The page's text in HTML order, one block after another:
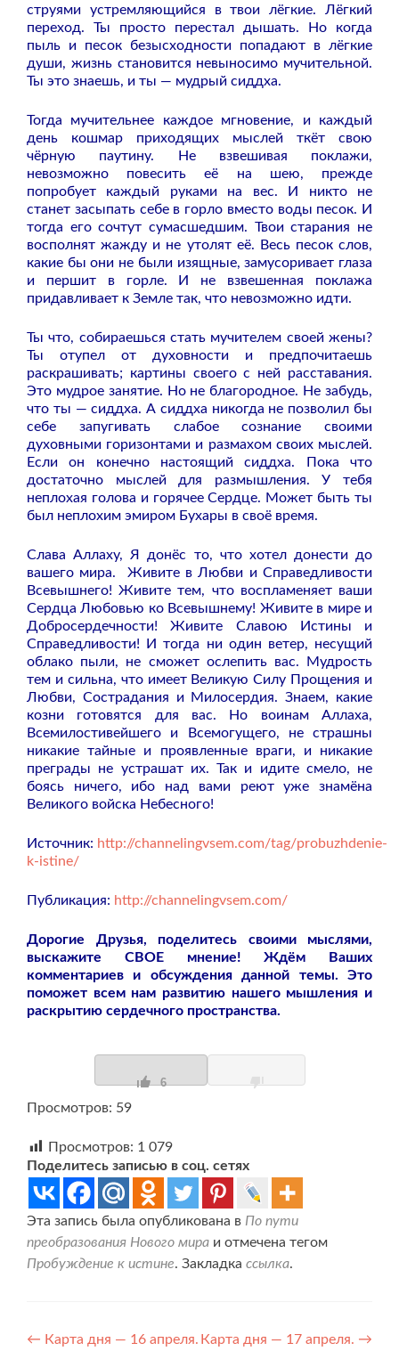
струями устремляющийся в твои лёгкие. Лёгкий
переход. Ты просто перестал дышать. Но когда
пыль и песок безысходности попадают в лёгкие
души, жизнь становится невыносимо мучительной.
Ты это знаешь, и ты — мудрый сиддха.
Тогда мучительнее каждое мгновение, и каждый
день кошмар приходящих мыслей ткёт свою
чёрную паутину. Не взвешивая поклажи,
невозможно повесить её на шею, прежде
попробует каждый руками на вес. И никто не
станет засыпать себе в горло вместо воды песок. И
тогда его сочтут сумасшедшим. Твои старания не
восполнят жажду и не утолят её. Весь песок слов,
какие бы они не были изящные, замусоривает глаза
и першит в горле. И не взвешенная поклажа
придавливает к Земле так, что невозможно идти.
Ты что, собираешься стать мучителем своей жены?
Ты отупел от духовности и предпочитаешь
раскрашивать; картины своего с ней расставания.
Это мудрое занятие. Но не благородное. Не забудь,
что ты — сиддха. А сиддха никогда не позволил бы
себе запугивать слабое сознание своими
духовными горизонтами и размахом своих мыслей.
Если он конечно настоящий сиддха. Пока что
достаточно мыслей для размышления. У тебя
неплохая голова и горячее Сердце. Может быть ты
был неплохим эмиром Бухары в своё время.
Слава Аллаху, Я донёс то, что хотел донести до
вашего мира. Живите в Любви и Справедливости
Всевышнего! Живите тем, что воспламеняет ваши
Сердца Любовью ко Всевышнему! Живите в мире и
Добросердечности! Живите Славою Истины и
Справедливости! И тогда ни один ветер, несущий
облако пыли, не сможет ослепить вас. Мудрость
тем и сильна, что имеет Великую Силу Прощения и
Любви, Сострадания и Милосердия. Знаем, какие
козни готовятся для вас. Но воинам Аллаха,
Всемилостивейшего и Всемогущего, не страшны
никакие тайные и проявленные враги, и никакие
преграды не устрашат их. Так и идите смело, не
боясь ничего, ибо над вами реют уже знамёна
Великого войска Небесного!
Источник: http://channelingvsem.com/tag/probuzhdenie-
k-istine/
Публикация: http://channelingvsem.com/
Дорогие Друзья, поделитесь своими мыслями,
выскажите СВОЕ мнение! Ждём Ваших
комментариев и обсуждения данной темы. Это
поможет всем нам развитию нашего мышления и
раскрытию сердечного пространства.
6
Просмотров: 59
Просмотров: 1 079
Поделитесь записью в соц. сетях
Эта запись была опубликована в По пути
преобразования Нового мира и отмечена тегом
Пробуждение к истине. Закладка ссылка.
Навигация
← Карта дня — 16 апреля. Карта дня — 17 апреля. →